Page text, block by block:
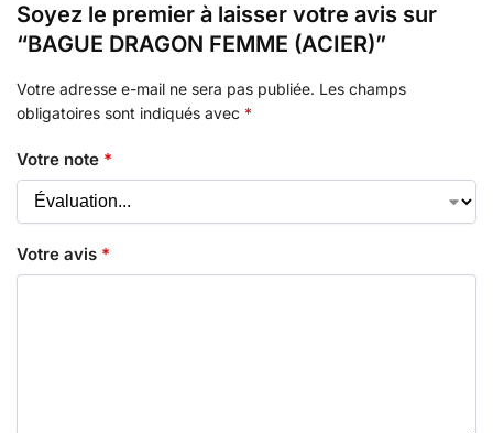
Soyez le premier à laisser votre avis sur
“BAGUE DRAGON FEMME (ACIER)”
Votre adresse e-mail ne sera pas publiée. Les champs
obligatoires sont indiqués avec *
Votre note *
Votre avis *